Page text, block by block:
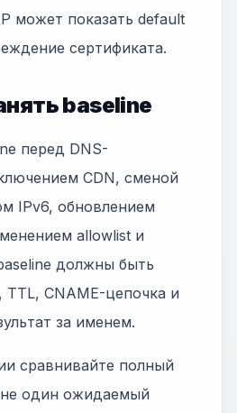
может показать default
сертификата.
baseline
перед DNS-
CDN, сменой
IPv6, обновлением
allowlist и
должны быть
TTL, CNAME-цепочка и
за именем.
сравнивайте полный
один ожидаемый